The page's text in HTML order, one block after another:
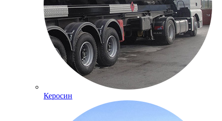
Керосин